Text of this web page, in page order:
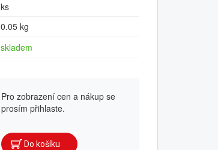
ks
0.05 kg
skladem
Pro zobrazení cen a nákup se
prosím přihlaste.